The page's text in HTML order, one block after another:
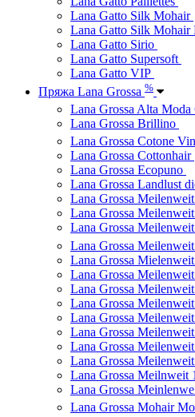
Lana Gatto Silk Mohair
Lana Gatto Silk Mohair
Lana Gatto Sirio
Lana Gatto Supersoft
Lana Gatto VIP
Пряжа Lana Grossa %
Lana Grossa Alta Moda
Lana Grossa Brillino
Lana Grossa Cotone
Lana Grossa Cottonhair
Lana Grossa Ecopuno
Lana Grossa Landlust
Lana Grossa
Lana Grossa
Lana Grossa
Lana Grossa
Lana Grossa
Lana Grossa
Lana Grossa
Lana Grossa
Lana Grossa
Lana Grossa
Lana Grossa
Lana Grossa
Lana Grossa Meilnweit
Lana Grossa
Lana Grossa Mohair